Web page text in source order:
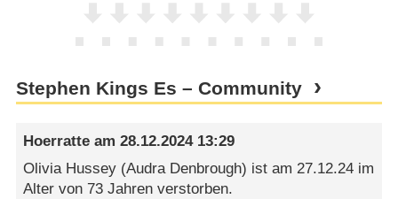
Stephen Kings Es – Community
Hoerratte am28.12.2024 13:29
Olivia Hussey (Audra Denbrough) ist am 27.12.24 im
Alter von 73 Jahren verstorben.